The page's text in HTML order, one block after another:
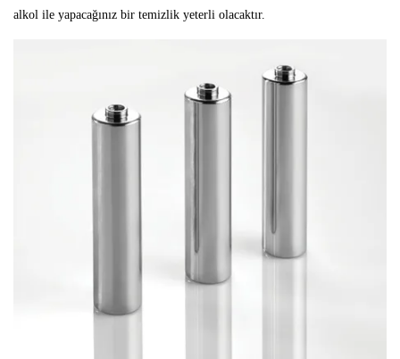
alkol ile yapacağınız bir temizlik yeterli olacaktır.